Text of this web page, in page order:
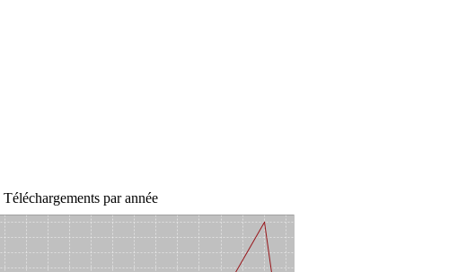
Téléchargements par année